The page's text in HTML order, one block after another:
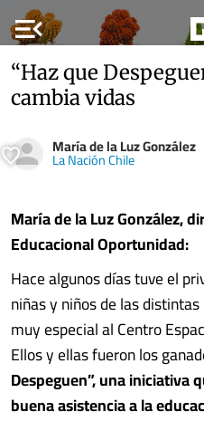
menu_open
“Haz que
cambia vidas
María de la Luz González
La Nación Chile
María de la Luz González,
Educacional Oportunidad:
Hace algunos días tuve el
niñas y niños de las
muy especial al Centro
Ellos y ellas fueron los
Despeguen”, una iniciativa
buena asistencia a la